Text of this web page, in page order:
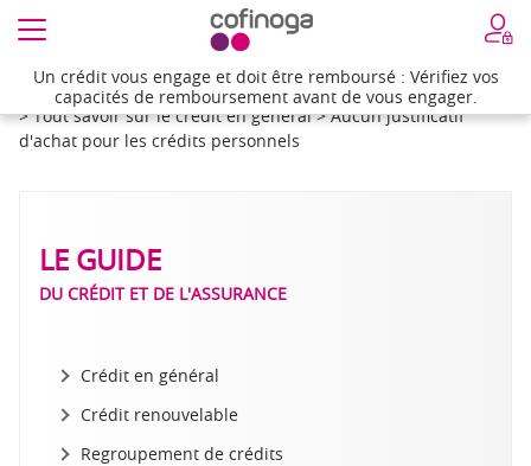
Un crédit vous engage et doit être remboursé : Vérifiez vos
capacités de remboursement avant de vous engager.
Accueil >Besoin d'aide >Le guide du crédit et de l'assurance
>Tout savoir sur le crédit en général >Aucun justificatif
d'achat pour les crédits personnels
LE GUIDE
DU CRÉDIT ET DE L'ASSURANCE
Crédit en général
Crédit renouvelable
Regroupement de crédits
Un crédit vous engage et doit être remboursé : Vérifiez vos
capacités de remboursement avant de vous engager.